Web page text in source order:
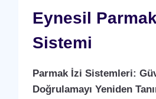
Eynesil
Sistemi
Parmak İzi Sistemleri:
Doğrulamayı Yeniden